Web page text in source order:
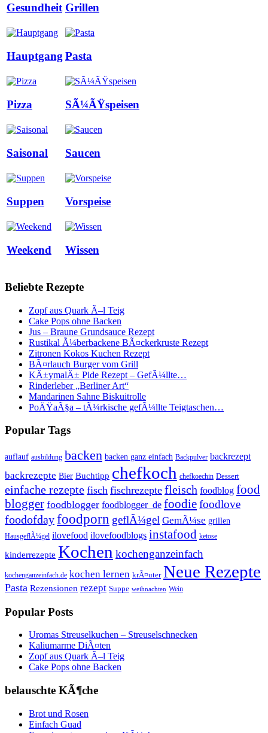
Gesundheit Grillen
Hauptgang Pasta
Pizza SÃ¼ÃŸspeisen
Saisonal Saucen
Suppen Vorspeise
Weekend Wissen
Beliebte Rezepte
Zopf aus Quark Ã–l Teig
Cake Pops ohne Backen
Jus – Braune Grundsauce Rezept
Rustikal Ã¼berbackene BÃ¤ckerkruste Rezept
Zitronen Kokos Kuchen Rezept
BÃ¤rlauch Burger vom Grill
KÄ±ymalÄ± Pide Rezept – GefÃ¼llte…
Rinderleber „Berliner Art“
Mandarinen Sahne Biskuitrolle
PoÄŸaÃ§a – tÃ¼rkische gefÃ¼llte Teigtaschen…
Popular Tags
auflauf ausbildung backen backen ganz einfach Backpulver backrezept
backrezepte Bier Buchtipp chefkoch chefkoechin Dessert
einfache rezepte fisch fischrezepte fleisch foodblog food
blogger foodblogger foodblogger_de foodiefoodlove
foodofdayfoodporn geflÃ¼gel GemÃ¼se grillen
HausgeflÃ¼gel ilovefood ilovefoodblogs instafood ketose
kinderrezepte Kochen kochenganzeinfach
kochenganzeinfach.de kochen lernen krÃ¤uter Neue Rezepte
Pasta Rezensionen rezept Suppe weihnachten Wein
Popular Posts
Uromas Streuselkuchen – Streuselschnecken
Kaliumarme DiÃ¤ten
Zopf aus Quark Ã–l Teig
Cake Pops ohne Backen
belauschte KÃ¶che
Brot und Rosen
Einfach Guad